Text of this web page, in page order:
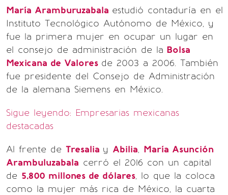
María Aramburuzabala estudió contaduría en el
Instituto Tecnológico Autónomo de México, y
fue la primera mujer en ocupar un lugar en
el consejo de administración de la Bolsa
Mexicana de Valores de 2003 a 2006. También
fue presidente del Consejo de Administración
de la alemana Siemens en México.
Sigue leyendo: Empresarias mexicanas
destacadas
Al frente de Tresalia y Abilia, María Asunción
Arambuluzabala cerró el 2016 con un capital
de 5,800 millones de dólares, lo que la coloca
como la mujer más rica de México, la cuarta